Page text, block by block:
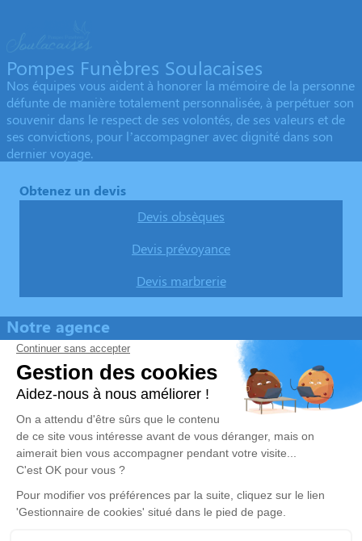
Pompes Funèbres Soulacaises
Nos équipes vous aident à honorer la mémoire de la personne
défunte de manière totalement personnalisée, à perpétuer son
souvenir dans le respect de ses volontés, de ses valeurs et de
ses convictions, pour l’accompagner avec dignité dans son
dernier voyage.
Obtenez un devis
Devis obsèques
Devis prévoyance
Devis marbrerie
Notre agence
Pompes Funèbres Soulacaises
05 36 37 17 34
pfs33780@orange.fr
2 Place du Souvenir Français – 33780 – Soulac-sur-Mer
4.9/5 – 114 avis
Nos Services
Organiser des obsèques
Monuments funéraires
Services aux familles
Liens utiles
Avis de décès
Demande de rendez-vous en
agence